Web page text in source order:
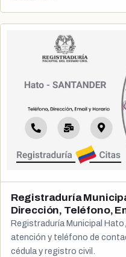
Registraduría
Dirección, Teléfono,
Registraduría Municipal
atención y teléfono de
cédula y registro civil.